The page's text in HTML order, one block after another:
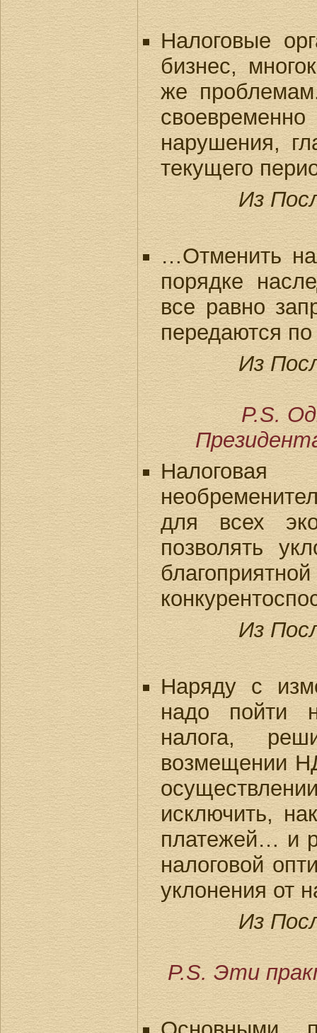
Налоговые
бизнес,
же
нарушения,
текущего
Из
…Отменить
порядке
все равно
передаются по
Из
P.S.
для всех
позволять
Из
Наряду с
надо пойти
налога,
возмещении
исключить,
платежей… и
налоговой
уклонения от
Из
P.S. Эти